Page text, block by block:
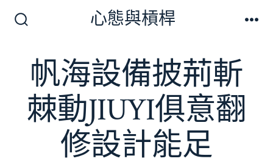
換
開
關
心態與槓桿
帆海設備披荊斬
棘動JIUYI俱意翻
修設計能足